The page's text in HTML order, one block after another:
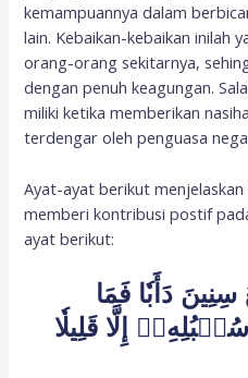
kemampuannya dalam
lain. Kebaikan-kebaikan inilah
orang-orang sekitarnya,
dengan penuh keagungan.
miliki ketika memberikan
terdengar oleh penguasa
Ayat-ayat berikut
memberi kontribusi postif
ayat berikut:
دَأَبٗا فَمَا
إِلَّا قَلِيلٗا